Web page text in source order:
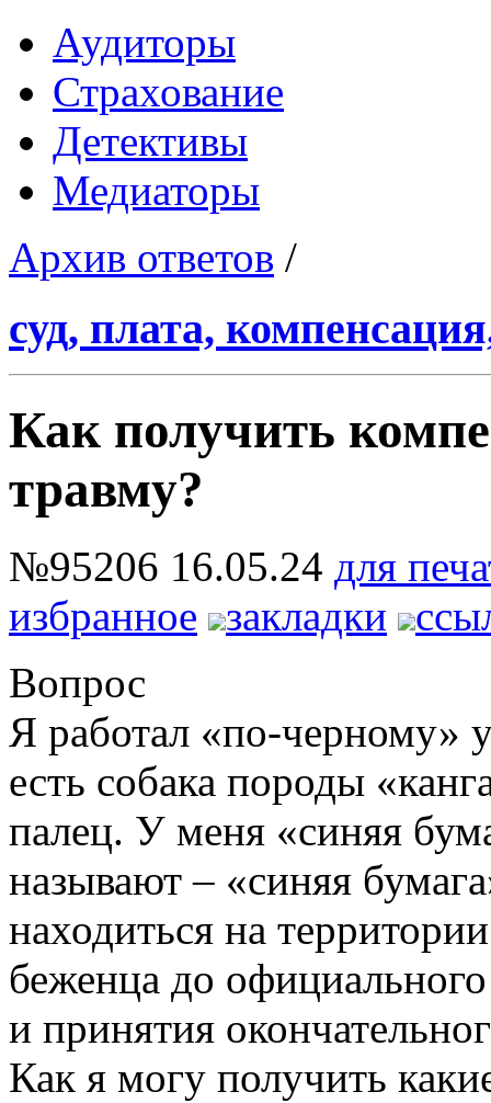
Аудиторы
Страхование
Детективы
Медиаторы
Архив ответов /
суд, плата,
Как получить
травму?
№95206 16.05.24 для
избранное
закладки
Вопрос
Я работал «по-черному»
есть собака породы
палец. У меня «синяя
называют – «синяя
находиться на
беженца до
и принятия
Как я могу получить